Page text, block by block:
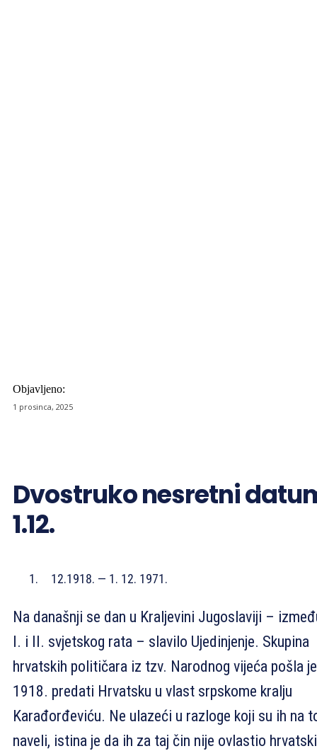
Objavljeno:
1 prosinca, 2025
Dvostruko nesretni
1.12.
— 1. 12. 1971.
Na današnji se dan u Kraljevini Jugoslaviji –
I. i II. svjetskog rata – slavilo Ujedinjenje. Skupina
hrvatskih političara iz tzv. Narodnog vijeća pošla je
1918. predati Hrvatsku u vlast srpskome kralju
Karađorđeviću. Ne ulazeći u razloge koji su ih na
naveli, istina je da ih za taj čin nije ovlastio hrvatski